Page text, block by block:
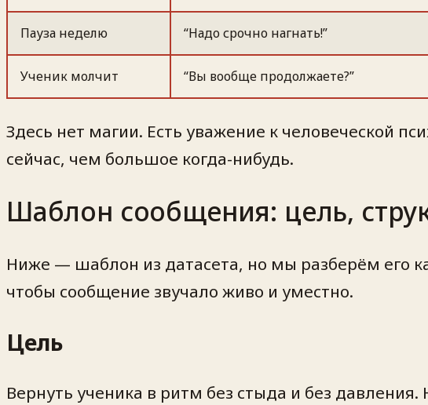
Пауза неделю “Надо срочно нагнать!”
Ученик молчит “Вы вообще продолжаете?”
Здесь нет магии. Есть уважение к человеческой
сейчас, чем большое когда-нибудь.
Шаблон сообщения: цель,
Ниже — шаблон из датасета, но мы разберём его
чтобы сообщение звучало живо и уместно.
Цель
Вернуть ученика в ритм без стыда и без